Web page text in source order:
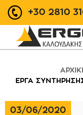
+30 2810
ΕΡΓΑ
03/06/2020